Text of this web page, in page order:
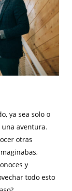
ya sea solo o
aventura.
otras
y
todo esto